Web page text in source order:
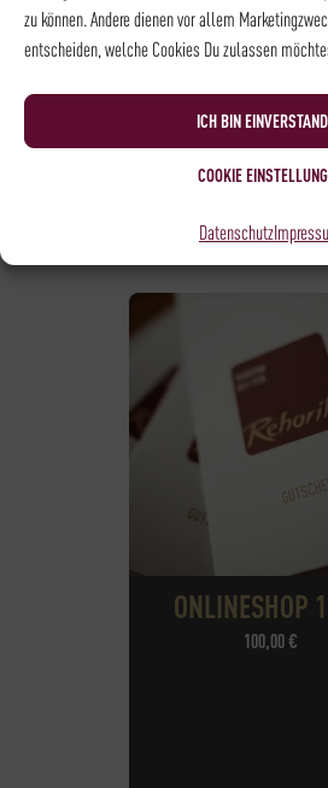
zu können. Andere dienen vor allem
entscheiden, welche Cookies Du zulassen
ICH BIN
COOKIE
Datenschutz
ONLINESHOP
100,00€